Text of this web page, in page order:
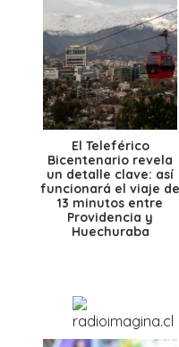
El Teleférico
Bicentenario revela
un detalle clave: así
funcionará el viaje de
13 minutos entre
Providencia y
Huechuraba